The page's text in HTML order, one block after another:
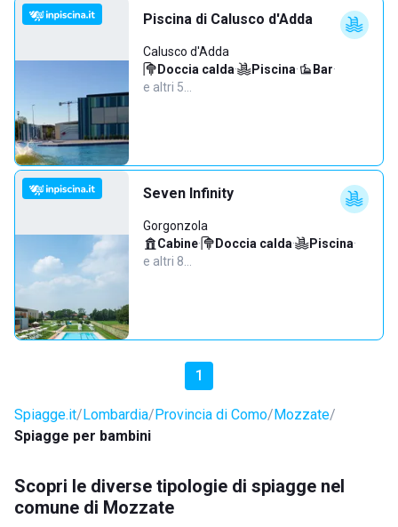
Piscina di Calusco d'Adda
Calusco d'Adda
Doccia calda· Piscina· Bar·
e altri 5…
Seven Infinity
Gorgonzola
Cabine· Doccia calda· Piscina·
e altri 8…
1
Spiagge.it Lombardia Provincia di Como Mozzate
Spiagge per bambini
Scopri le diverse tipologie di spiagge nel
comune di Mozzate